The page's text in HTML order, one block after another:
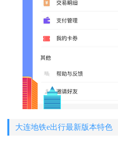
大连地铁e出行最新版本特色